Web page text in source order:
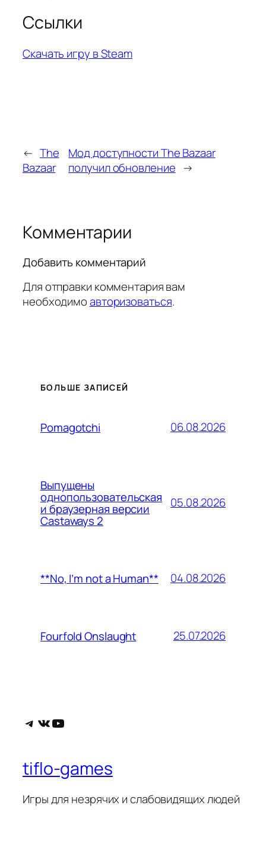
Ссылки
Скачать игру в Steam
← The
Bazaar
Мод доступности The Bazaar
получил обновление →
Комментарии
Добавить комментарий
Для отправки комментария вам
необходимоавторизоваться.
БОЛЬШЕ ЗАПИСЕЙ
Pomagotchi 06.08.2026
Выпущены
однопользовательская
и браузерная версии
Castaways 2
05.08.2026
**No, I’m not a Human** 04.08.2026
Fourfold Onslaught 25.07.2026
Telegram
ВКонтакте
YouTube
tiflo-games
Игры для незрячих и слабовидящих людей